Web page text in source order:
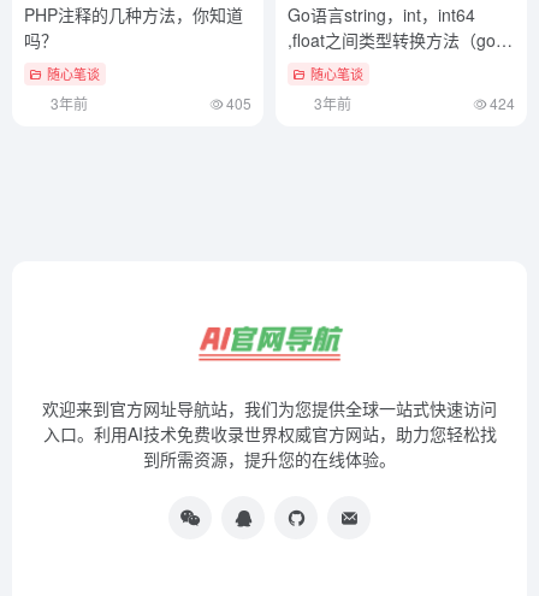
PHP注释的几种方法，你知道
吗？
随心笔谈
3年前 405
Go语言string，int，int64
,float之间类型转换方法（go语
言培训好）干货分享
随心笔谈
3年前 424
欢迎来到官方网址导航站，我们为您提供全球一站式快速访问
入口。利用AI技术免费收录世界权威官方网站，助力您轻松找
到所需资源，提升您的在线体验。